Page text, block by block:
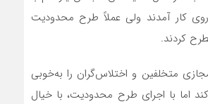
کار آمدند ولی عملاً طرح محدودیت
کردند.
متخلفین و اختلاس‌گران را به‌خوبی
اما با اجرای طرح محدودیت، با خیال